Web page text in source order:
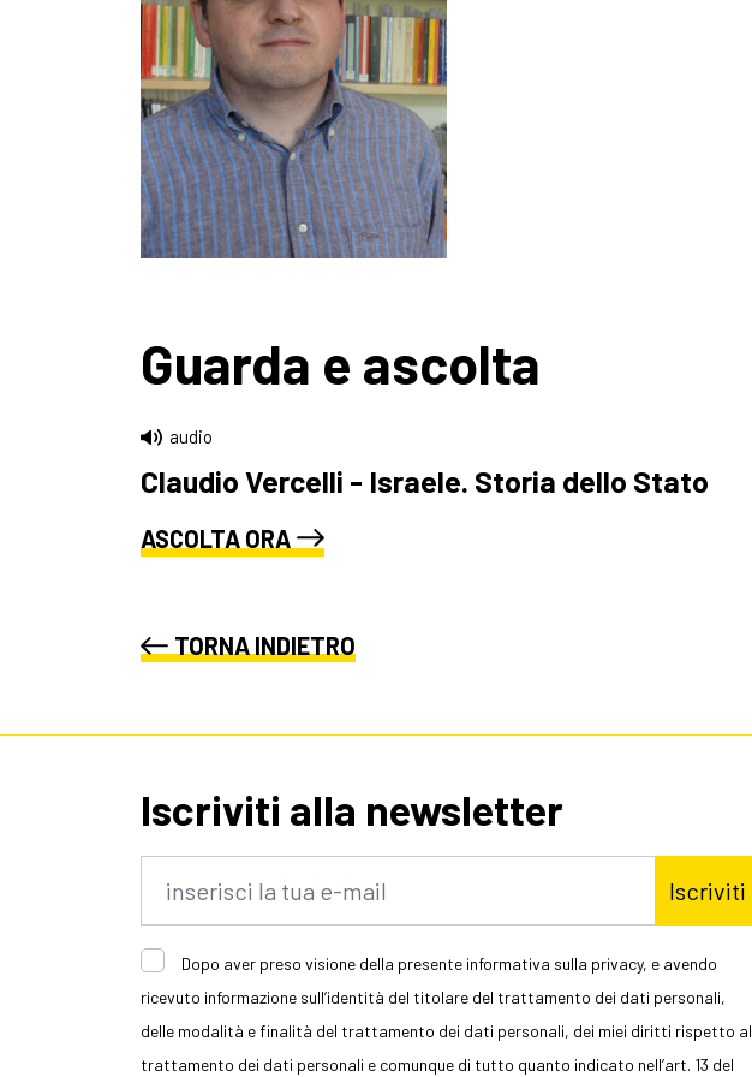
Guarda e ascolta
audio
Claudio Vercelli - Israele. Storia dello Stato
ASCOLTA ORA
TORNA INDIETRO
Iscriviti alla newsletter
Iscriviti
Dopo aver preso visione della presente informativa sulla privacy, e avendo
ricevuto informazione sull’identità del titolare del trattamento dei dati personali,
delle modalità e finalità del trattamento dei dati personali, dei miei diritti rispetto al
trattamento dei dati personali e comunque di tutto quanto indicato nell’art. 13 del